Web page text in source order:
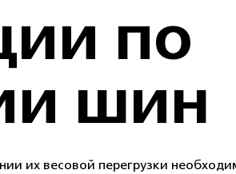
по
шин
весовой перегрузки